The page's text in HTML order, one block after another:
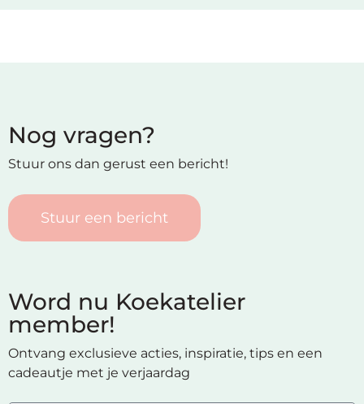
Nog vragen?
Stuur ons dan gerust een bericht!
Stuur een bericht
Word nu Koekatelier
member!
Ontvang exclusieve acties, inspiratie, tips en een
cadeautje met je verjaardag